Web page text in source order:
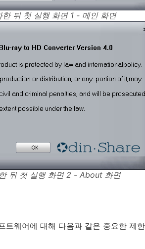
한 뒤 첫 실행 화면 1 - 메인 화면
뒤 첫 실행 화면 2 - About 화면
웨어에 대해 다음과 같은 중요한 제